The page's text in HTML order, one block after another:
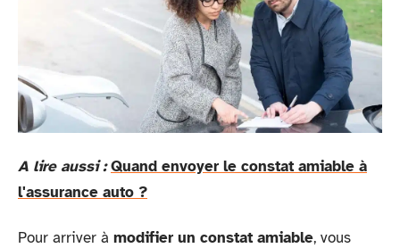
A lire aussi : Quand envoyer le constat amiable à
l'assurance auto ?
Pour arriver à modifier un constat amiable, vous